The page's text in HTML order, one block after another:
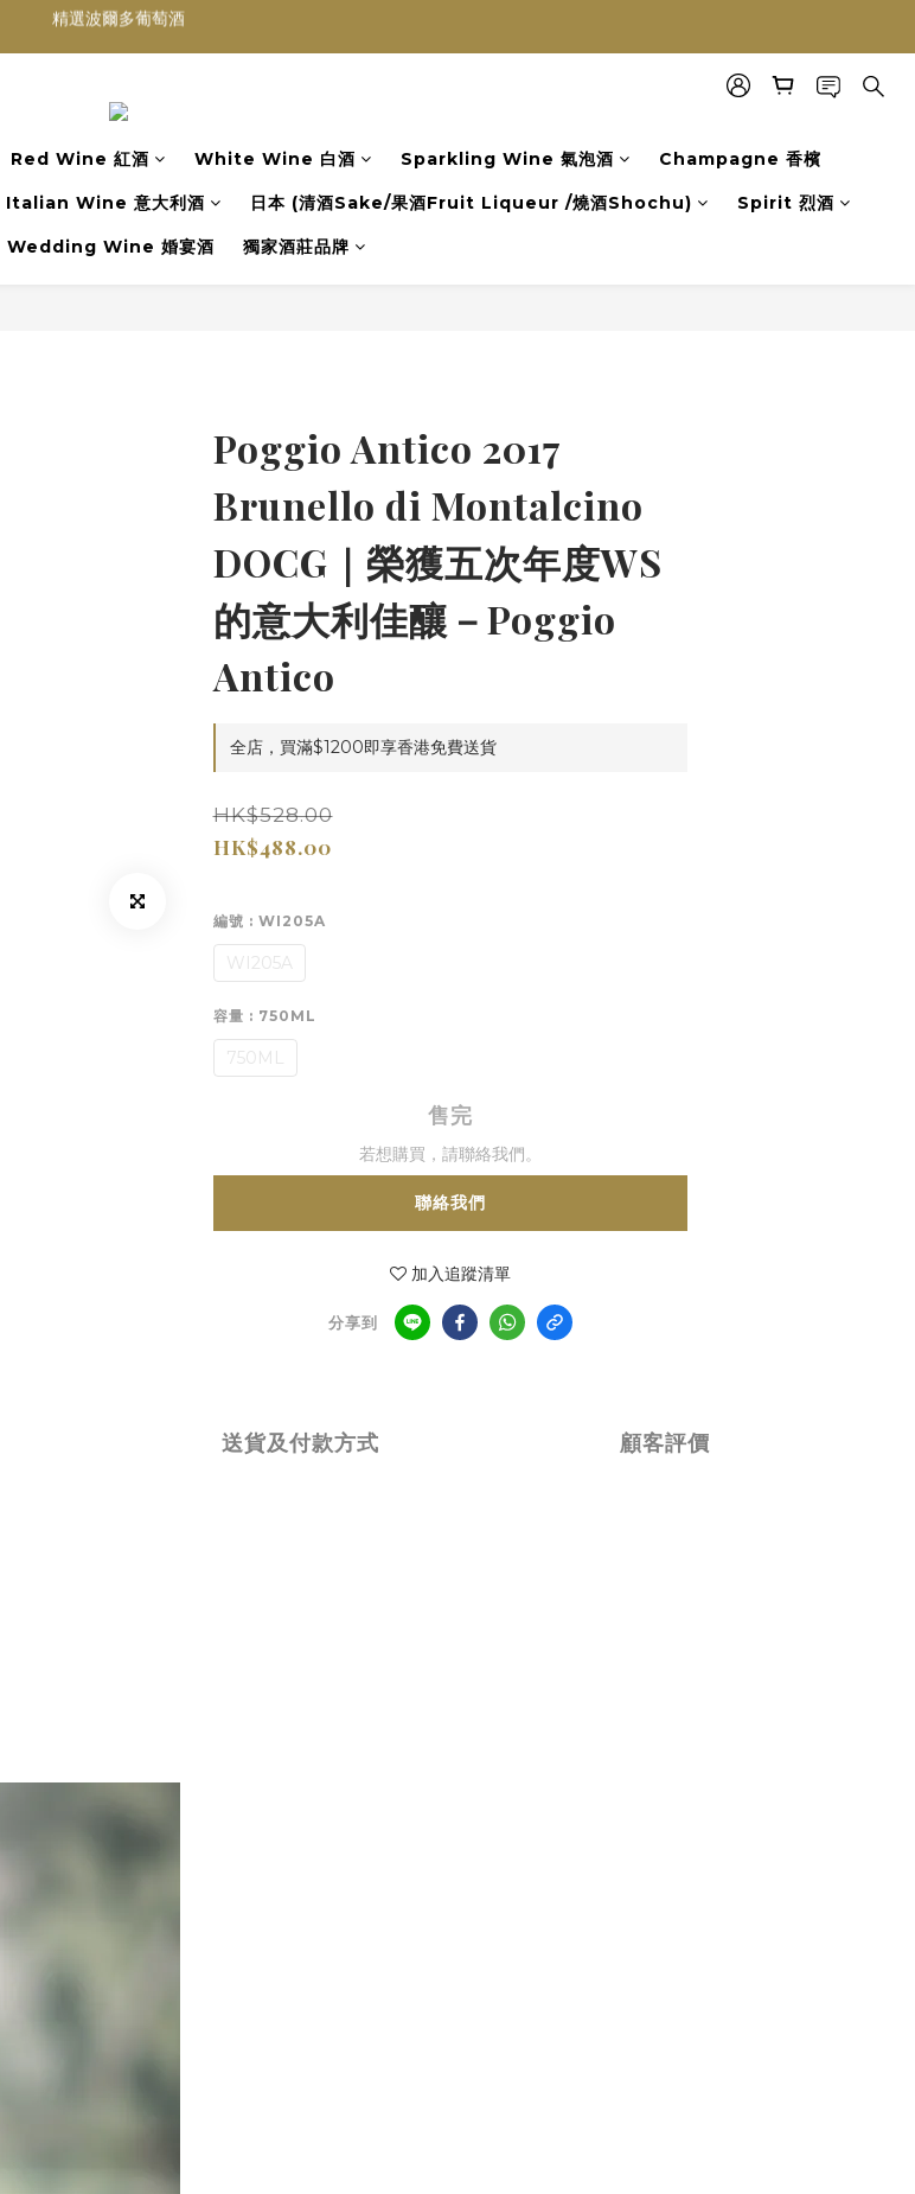
支 或買滿 $1200 (不限支數) 皆可享免費送貨
Wedding Wine 婚宴酒試酒服務
Red Wine 紅酒 White Wine 白酒 Sparkling Wine 氣泡酒 Champagne 香檳
Italian Wine 意大利酒 日本 (清酒Sake/果酒Fruit Liqueur /燒酒Shochu) Spirit 烈酒
Wedding Wine 婚宴酒 獨家酒莊品牌
Poggio Antico 2017
Brunello di Montalcino
DOCG｜榮獲五次年度WS
的意大利佳釀－Poggio
Antico
全店，買滿$1200即享香港免費送貨
HK$528.00
HK$488.00
編號 : WI205A
WI205A
容量 : 750ML
750ML
售完
若想購買，請聯絡我們。
聯絡我們
加入追蹤清單
分享到
送貨及付款方式 顧客評價